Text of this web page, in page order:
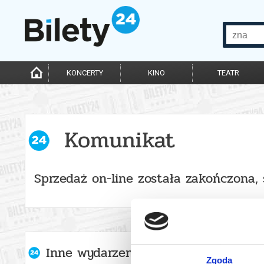
Zgoda
KONCERTY KINO TEATR
Komunikat
Sprzedaż on-line została
Inne wydarzenia organizatora